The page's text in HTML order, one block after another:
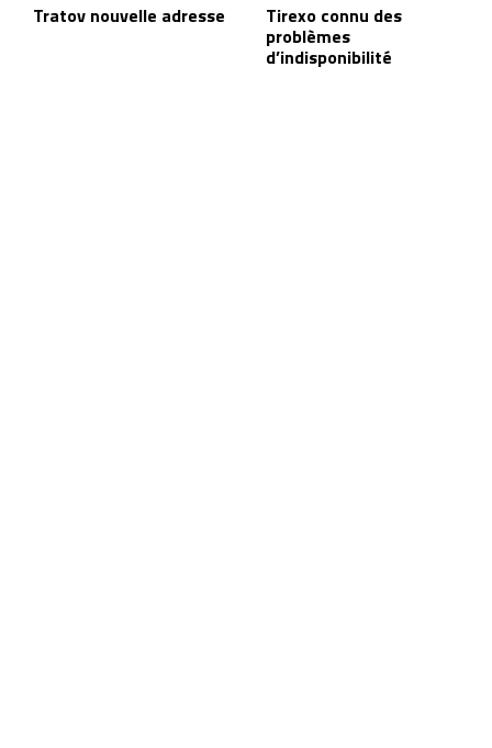
Tratov nouvelle adresse Tirexo connu des
problèmes
d’indisponibilité